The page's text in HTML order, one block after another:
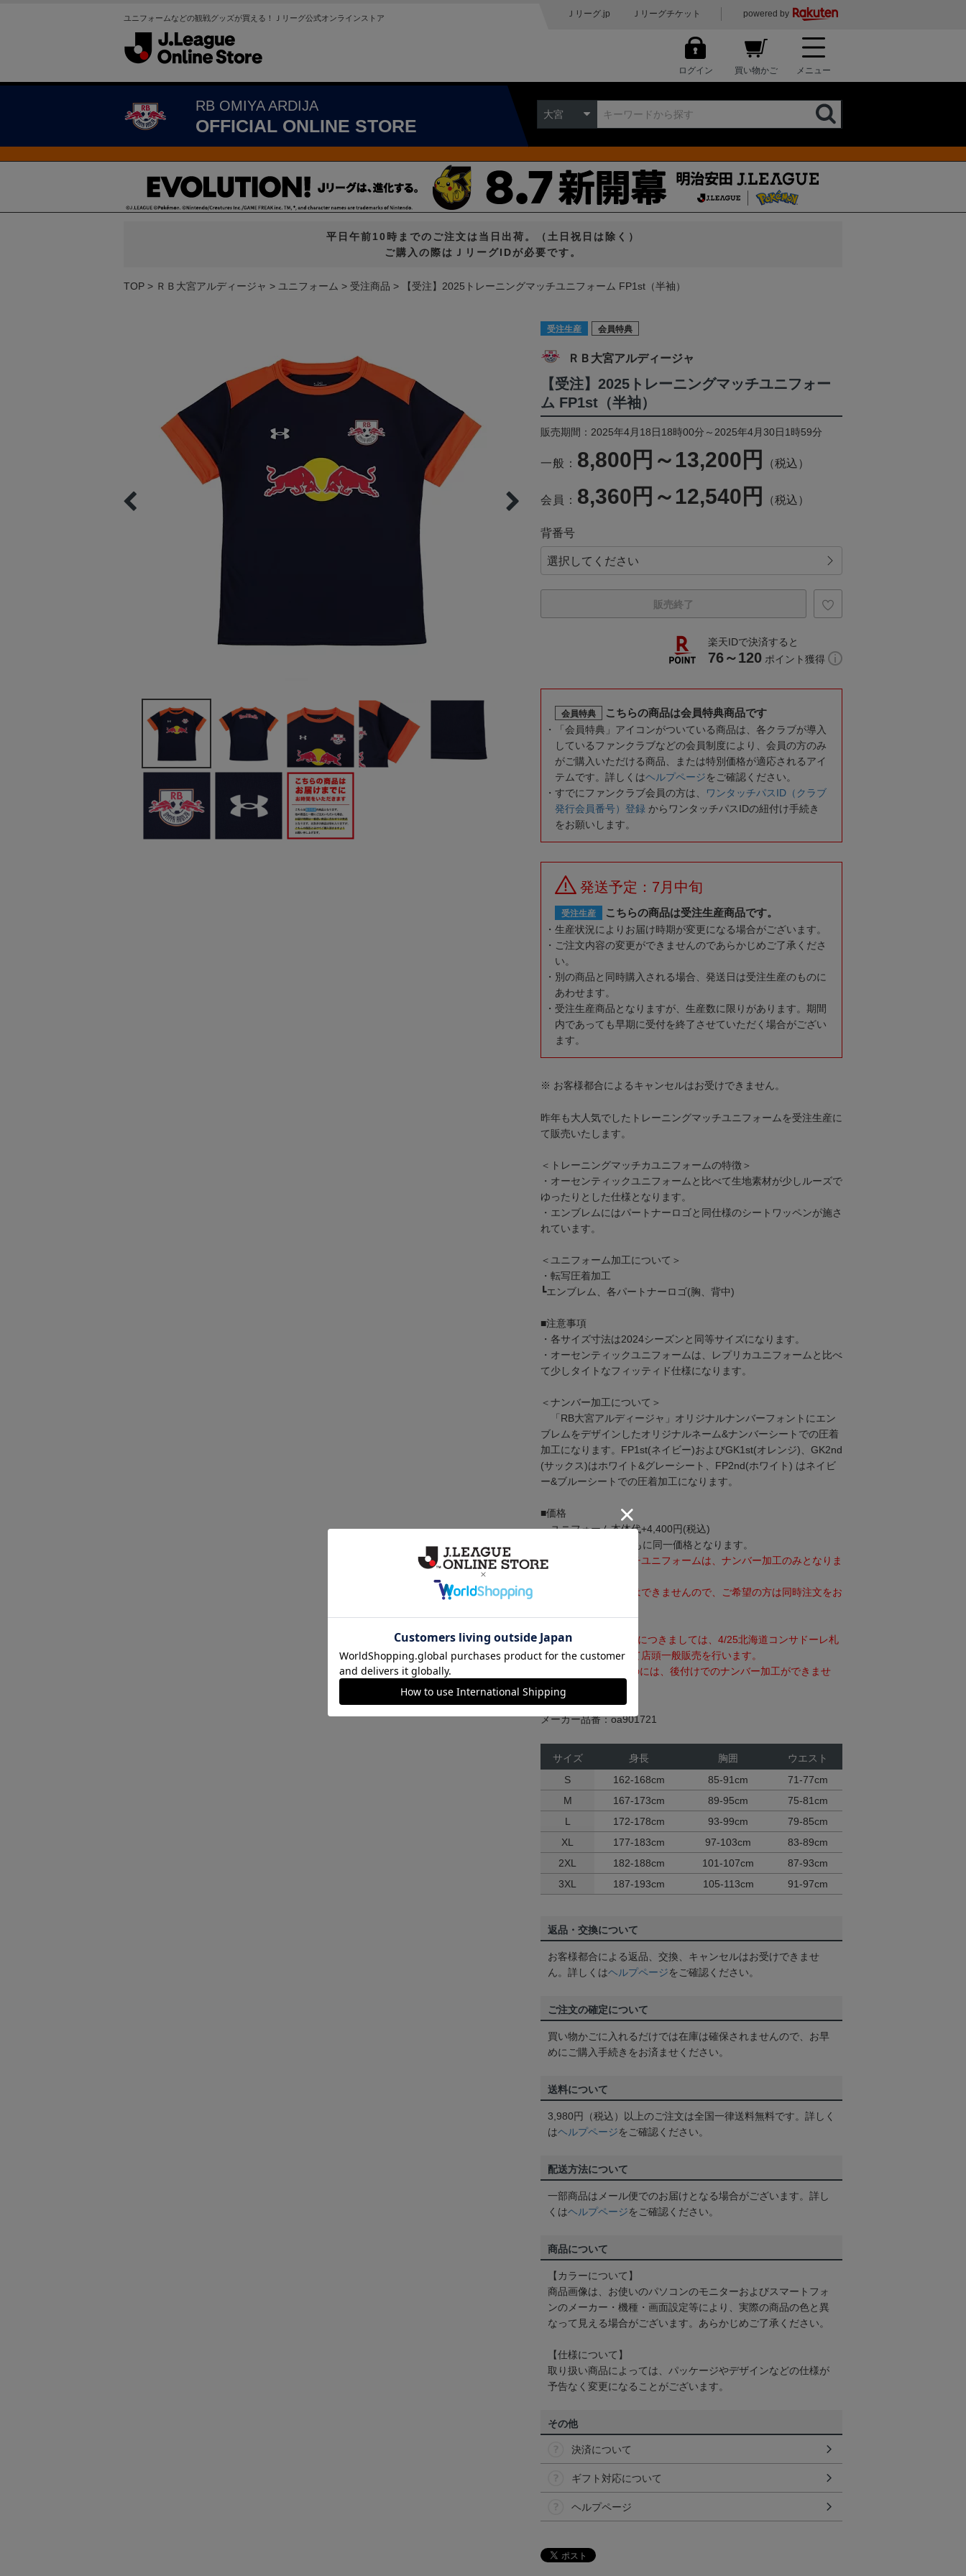
ユニフォームなどの観戦グッズが買える！Ｊリーグ公式オンラインストア Ｊリーグ.jp Ｊリーグチケット powered by
ログイン 買い物かご メニュー
RB OMIYA ARDIJA
OFFICIAL ONLINE STORE
大宮
平日午前10時までのご注文は当日出荷。（土日祝日は除く）
ご購入の際はＪリーグIDが必要です。
TOP ＲＢ大宮アルディージャ ユニフォーム 受注商品 【受注】2025トレーニングマッチユニフォーム FP1st（半袖）
受注生産 会員特典
ＲＢ大宮アルディージャ
【受注】2025トレーニングマッチユニフォー
ム FP1st（半袖）
販売期間：2025年4月18日18時00分～2025年4月30日1時59分
一般： 8,800円～13,200円 （税込）
会員： 8,360円～12,540円 （税込）
背番号
販売終了
楽天IDで決済すると
76～120 ポイント獲得
会員特典 こちらの商品は会員特典商品です
「会員特典」アイコンがついている商品は、各クラブが導入
しているファンクラブなどの会員制度により、会員の方のみ
がご購入いただける商品、または特別価格が適応されるアイ
テムです。詳しくはヘルプページをご確認ください。
すでにファンクラブ会員の方は、
ワンタッチパスID（クラブ
発行会員番号）登録 からワンタッチパスIDの紐付け手続き
をお願いします。
発送予定：7月中旬
受注生産 こちらの商品は受注生産商品です。
生産状況によりお届け時期が変更になる場合がございます。
ご注文内容の変更ができませんのであらかじめご了承くださ
い。
別の商品と同時購入される場合、発送日は受注生産のものに
あわせます。
受注生産商品となりますが、生産数に限りがあります。期間
内であっても早期に受付を終了させていただく場合がござい
ます。
※ お客様都合によるキャンセルはお受けできません。
昨年も大人気でしたトレーニングマッチユニフォームを受注生産に
て販売いたします。
＜トレーニングマッチカユニフォームの特徴＞
・オーセンティックユニフォームと比べて生地素材が少しルーズで
ゆったりとした仕様となります。
・エンブレムにはパートナーロゴと同仕様のシートワッペンが施さ
れています。
＜ユニフォーム加工について＞
・転写圧着加工
┗エンブレム、各パートナーロゴ(胸、背中)
■注意事項
・各サイズ寸法は2024シーズンと同等サイズになります。
・オーセンティックユニフォームは、レプリカユニフォームと比べ
て少しタイトなフィッティド仕様になります。
＜ナンバー加工について＞
「RB大宮アルディージャ」オリジナルナンバーフォントにエン
ブレムをデザインしたオリジナルネーム&ナンバーシートでの圧着
加工になります。FP1st(ネイビー)およびGK1st(オレンジ)、GK2nd
(サックス)はホワイト&グレーシート、FP2nd(ホワイト) はネイビ
ー&ブルーシートでの圧着加工になります。
■価格
ユニフォーム本体代+4,400円(税込)
※番号は1桁、2桁ともに同一価格となります。
※トレーニングマッチユニフォームは、ナンバー加工のみとなりま
※ナンバーの後加工はできませんので、ご希望の方は同時注文をお
ナンバーなしのFP1stにつきましては、4/25北海道コンサドーレ札
幌戦より数量限定にて店頭一般販売を行います。
※店頭一般販売のものには、後付けでのナンバー加工ができませ
ん。
メーカー品番：oa901721
サイズ 身長 胸囲
ウエスト
S
162-168cm 85-91cm
71-77cm
M
167-173cm 89-95cm
75-81cm
L
172-178cm 93-99cm
79-85cm
XL
177-183cm 97-103cm
83-89cm
2XL
182-188cm 101-107cm
87-93cm
3XL
187-193cm 105-113cm 91-97cm
返品・交換について
お客様都合による返品、交換、キャンセルはお受けできませ
ん。詳しくはヘルプページをご確認ください。
ご注文の確定について
買い物かごに入れるだけでは在庫は確保されませんので、お早
めにご購入手続きをお済ませください。
送料について
3,980円（税込）以上のご注文は全国一律送料無料です。詳しく
はヘルプページをご確認ください。
配送方法について
一部商品はメール便でのお届けとなる場合がございます。詳し
くはヘルプページをご確認ください。
商品について
【カラーについて】
商品画像は、お使いのパソコンのモニターおよびスマートフォ
ンのメーカー・機種・画面設定等により、実際の商品の色と異
なって見える場合がございます。あらかじめご了承ください。
【仕様について】
取り扱い商品によっては、パッケージやデザインなどの仕様が
予告なく変更になることがございます。
その他
決済について
ギフト対応について
ヘルプページ